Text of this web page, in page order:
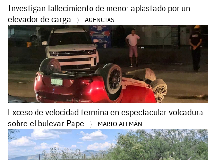
Investigan fallecimiento de menor aplastado por un
elevador de carga
AGENCIAS
Exceso de velocidad termina en espectacular volcadura
sobre el bulevar Pape
MARIO ALEMÁN